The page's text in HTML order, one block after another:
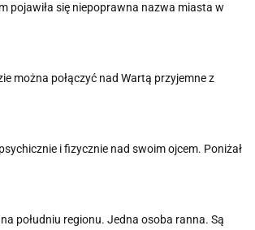
pojawiła się niepoprawna nazwa miasta w
można połączyć nad Wartą przyjemne z
i fizycznie nad swoim ojcem. Poniżał
południu regionu. Jedna osoba ranna. Są